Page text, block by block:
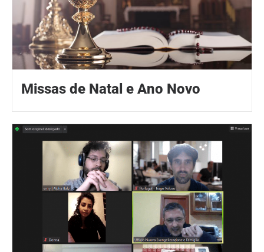
Missas de Natal e Ano Novo